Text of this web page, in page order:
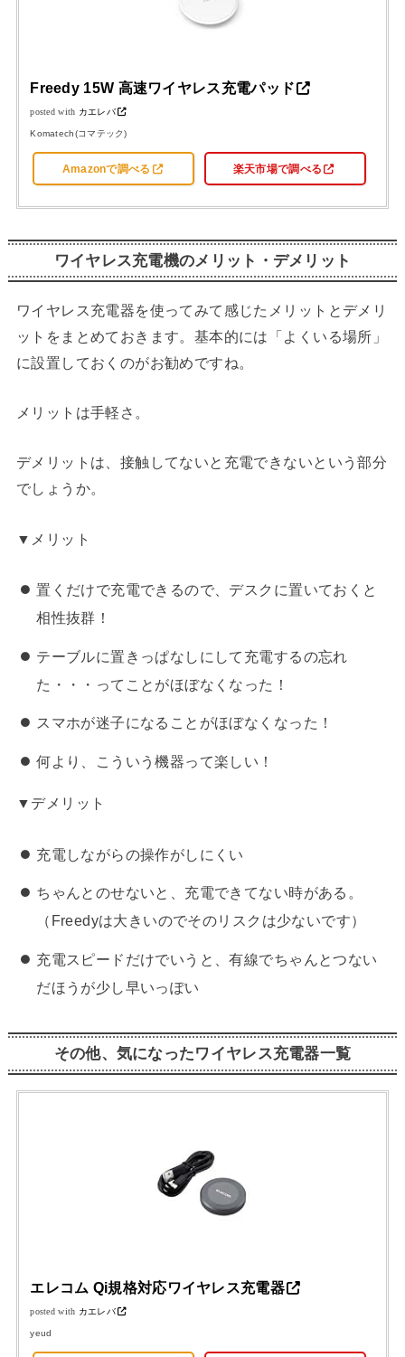
Freedy 15W 高速ワイヤレス充電パッド
posted with カエレバ
Komatech(コマテック)
Amazonで調べる 楽天市場で調べる
ワイヤレス充電機のメリット・デメリット
ワイヤレス充電器を使ってみて感じたメリットとデメリ
ットをまとめておきます。基本的には「よくいる場所」
に設置しておくのがお勧めですね。
メリットは手軽さ。
デメリットは、接触してないと充電できないという部分
でしょうか。
▼メリット
置くだけで充電できるので、デスクに置いておくと
相性抜群！
テーブルに置きっぱなしにして充電するの忘れ
た・・・ってことがほぼなくなった！
スマホが迷子になることがほぼなくなった！
何より、こういう機器って楽しい！
▼デメリット
充電しながらの操作がしにくい
ちゃんとのせないと、充電できてない時がある。
（Freedyは大きいのでそのリスクは少ないです）
充電スピードだけでいうと、有線でちゃんとつない
だほうが少し早いっぽい
その他、気になったワイヤレス充電器一覧
エレコム Qi規格対応ワイヤレス充電器
posted with カエレバ
yeud